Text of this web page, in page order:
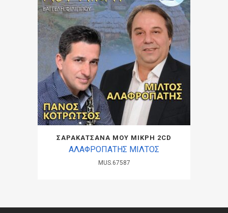
ΣΑΡΑΚΑΤΣΑΝΑ ΜΟΥ ΜΙΚΡΗ 2CD
ΑΛΑΦΡΟΠΑΤΗΣ ΜΙΛΤΟΣ
MUS.67587